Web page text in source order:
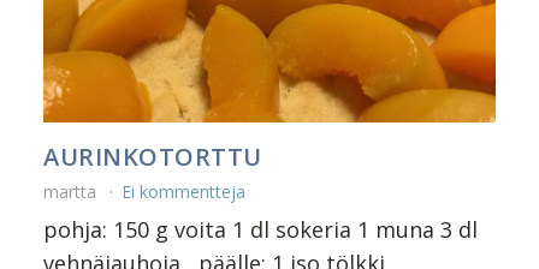
AURINKOTORTTU
martta Ei kommentteja
pohja: 150 g voita 1 dl sokeria 1 muna 3 dl
vehnäjauhoja päälle: 1 iso tölkki